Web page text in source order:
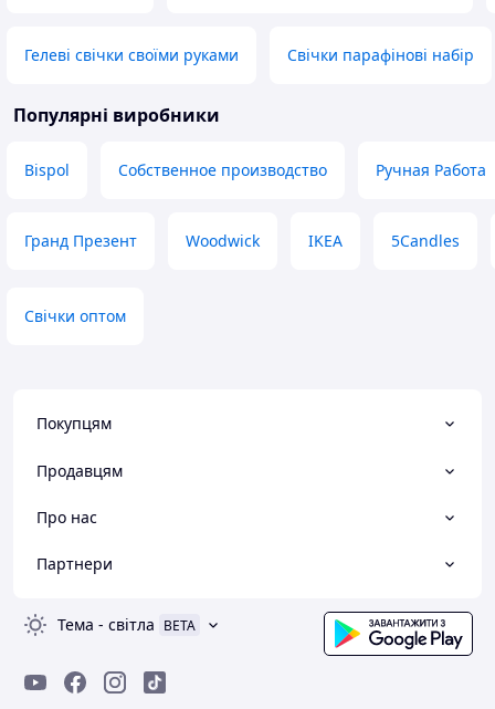
Гелеві свічки своїми руками Свічки парафінові набір
Популярні виробники
Bispol Собственное производство Ручная Работа
Гранд Презент Woodwick IKEA 5Candles
Свічки оптом
Покупцям
Продавцям
Про нас
Партнери
Тема - світла BETA